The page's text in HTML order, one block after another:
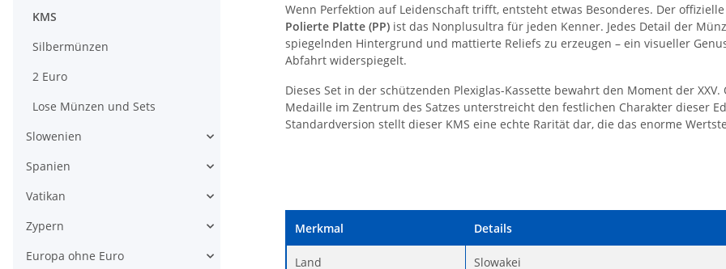
Wenn Perfektion auf Leidenschaft trifft, entsteht etwas Besonderes. Der
Polierte Platte (PP) ist das Nonplusultra für jeden Kenner. Jedes Detail der
spiegelnden Hintergrund und mattierte Reliefs zu erzeugen – ein visueller
Abfahrt widerspiegelt.
Dieses Set in der schützenden Plexiglas-Kassette bewahrt den Moment der
Medaille im Zentrum des Satzes unterstreicht den festlichen Charakter dieser
Standardversion stellt dieser KMS eine echte Rarität dar, die das enorme
Merkmal Details
Land Slowakei
KMS
Silbermünzen
2 Euro
Lose Münzen und Sets
Slowenien
Spanien
Vatikan
Zypern
Europa ohne Euro